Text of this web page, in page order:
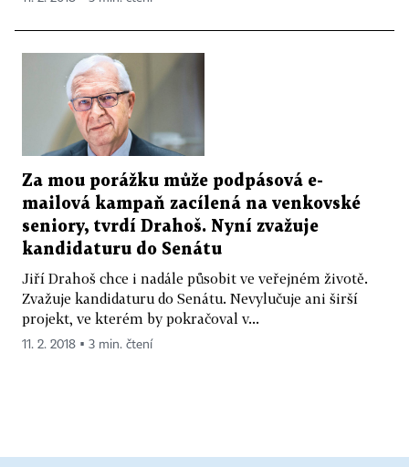
Za mou porážku může podpásová e-
mailová kampaň zacílená na venkovské
seniory, tvrdí Drahoš. Nyní zvažuje
kandidaturu do Senátu
Jiří Drahoš chce i nadále působit ve veřejném životě.
Zvažuje kandidaturu do Senátu. Nevylučuje ani širší
projekt, ve kterém by pokračoval v...
11. 2. 2018 ▪ 3 min. čtení